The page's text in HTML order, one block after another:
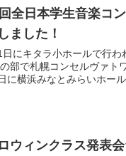
全日本学生音楽コ
ました！
日にキタラ小ホールで行
部で札幌コンセルヴァト
に横浜みなとみらいホー
ウィンクラス発表